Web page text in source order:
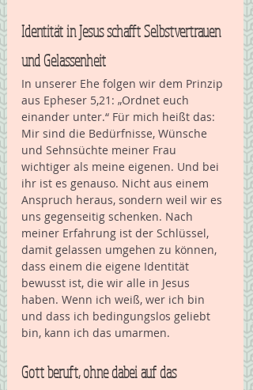
Identität in Jesus schafft Selbstvertrauen
und Gelassenheit
In unserer Ehe folgen wir dem Prinzip
aus Epheser 5,21: „Ordnet euch
einander unter.“ Für mich heißt das:
Mir sind die Bedürfnisse, Wünsche
und Sehnsüchte meiner Frau
wichtiger als meine eigenen. Und bei
ihr ist es genauso. Nicht aus einem
Anspruch heraus, sondern weil wir es
uns gegenseitig schenken. Nach
meiner Erfahrung ist der Schlüssel,
damit gelassen umgehen zu können,
dass einem die eigene Identität
bewusst ist, die wir alle in Jesus
haben. Wenn ich weiß, wer ich bin
und dass ich bedingungslos geliebt
bin, kann ich das umarmen.
Gott beruft, ohne dabei auf das